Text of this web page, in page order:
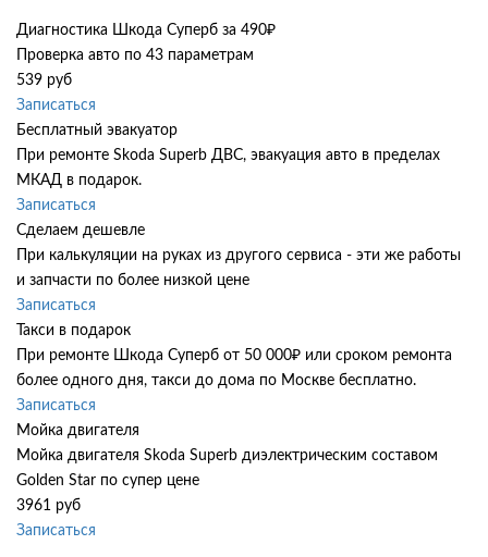
Диагностика Шкода Суперб за 490₽
Проверка авто по 43 параметрам
539 руб
Записаться
Бесплатный эвакуатор
При ремонте Skoda Superb ДВС, эвакуация авто в пределах
МКАД в подарок.
Записаться
Сделаем дешевле
При калькуляции на руках из другого сервиса - эти же работы
и запчасти по более низкой цене
Записаться
Такси в подарок
При ремонте Шкода Суперб от 50 000₽ или сроком ремонта
более одного дня, такси до дома по Москве бесплатно.
Записаться
Мойка двигателя
Мойка двигателя Skoda Superb диэлектрическим составом
Golden Star по супер цене
3961 руб
Записаться